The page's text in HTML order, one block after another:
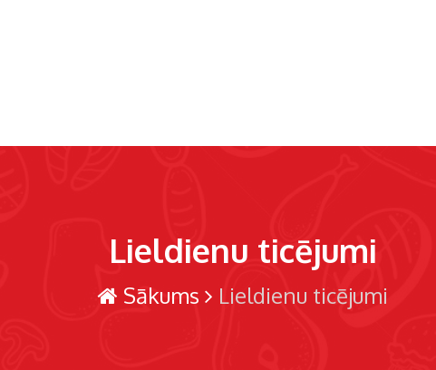
Lieldienu ticējumi
Sākums Lieldienu ticējumi